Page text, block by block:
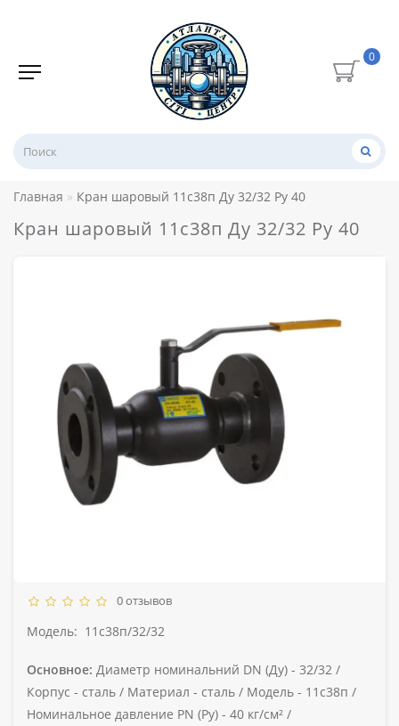
0
Главная Кран шаровый 11с38п Ду 32/32 Ру 40
Кран шаровый 11с38п Ду 32/32 Ру 40
0 отзывов
Модель: 11с38п/32/32
Основное: Диаметр номинальний DN (Ду) - 32/32 /
Корпус - сталь / Материал - сталь / Модель - 11с38п /
Номинальное давление PN (Ру) - 40 кг/см² /